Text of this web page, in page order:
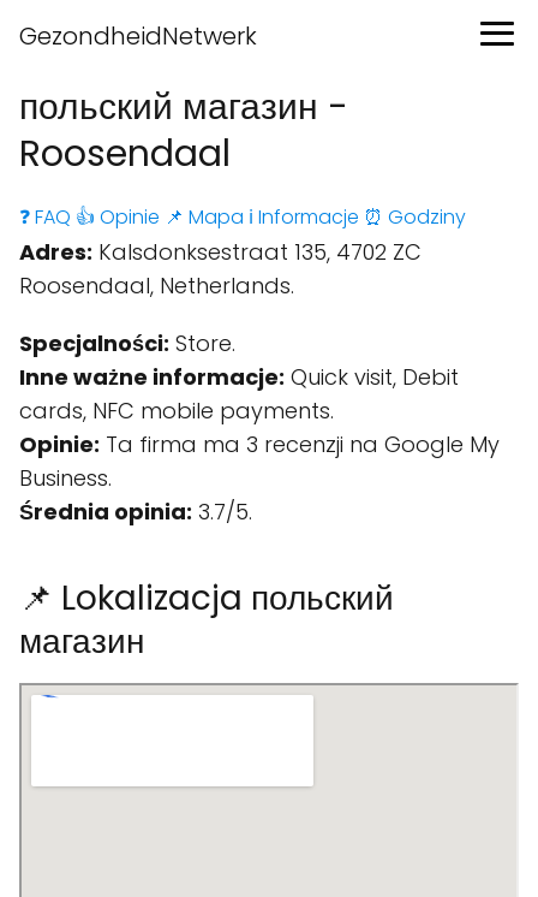
GezondheidNetwerk
польский магазин -
Roosendaal
❓ FAQ 👍 Opinie 📌 Mapa ℹ️ Informacje ⏰ Godziny
Adres: Kalsdonksestraat 135, 4702 ZC
Roosendaal, Netherlands.
Specjalności: Store.
Inne ważne informacje: Quick visit, Debit
cards, NFC mobile payments.
Opinie: Ta firma ma 3 recenzji na Google My
Business.
Średnia opinia: 3.7/5.
📌 Lokalizacja польский
магазин